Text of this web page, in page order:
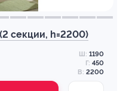
секции, h=2200)
Ш: 1190
Г: 450
В: 2200